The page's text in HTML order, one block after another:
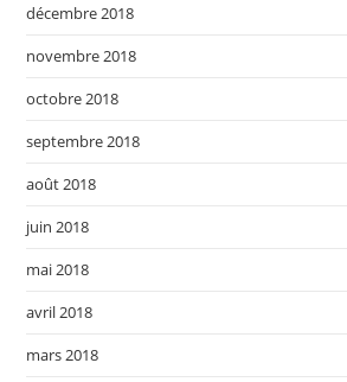
décembre 2018
novembre 2018
octobre 2018
septembre 2018
août 2018
juin 2018
mai 2018
avril 2018
mars 2018